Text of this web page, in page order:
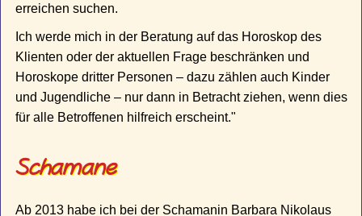
erreichen suchen.
Ich werde mich in der Beratung auf das Horoskop des
Klienten oder der aktuellen Frage beschränken und
Horoskope dritter Personen – dazu zählen auch Kinder
und Jugendliche – nur dann in Betracht ziehen, wenn dies
für alle Betroffenen hilfreich erscheint."
Schamane
Ab 2013 habe ich bei der Schamanin Barbara Nikolaus